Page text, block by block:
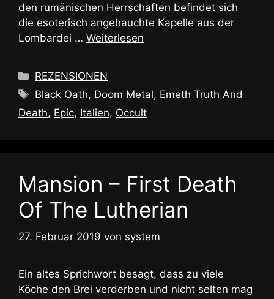
den rumänischen Herrschaften befindet sich
die esoterisch angehauchte Kapelle aus der
Lombardei … Weiterlesen
Kategorien
REZENSIONEN
Schlagwörter
Black Oath, Doom Metal, Emeth Truth And
Death, Epic, Italien, Occult
Mansion – First Death
Of The Lutherian
27. Februar 2019 von system
Ein altes Sprichwort besagt, dass zu viele
Köche den Brei verderben und nicht selten mag